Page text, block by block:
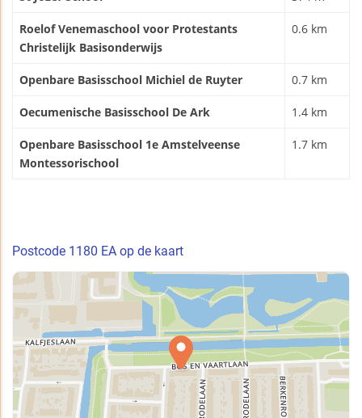
Roelof Venemaschool voor Protestants
Christelijk Basisonderwijs
0.6 km
Openbare Basisschool Michiel de Ruyter 0.7 km
Oecumenische Basisschool De Ark 1.4 km
Openbare Basisschool 1e Amstelveense
Montessorischool
1.7 km
Postcode 1180 EA op de kaart